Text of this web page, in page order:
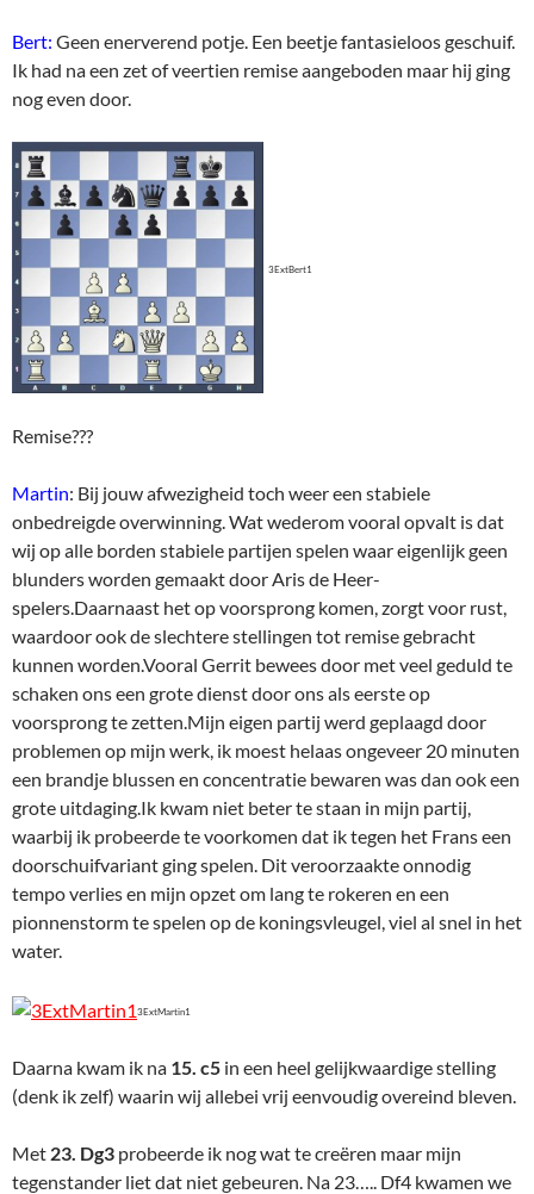
Bert: Geen enerverend potje. Een beetje fantasieloos geschuif.
Ik had na een zet of veertien remise aangeboden maar hij ging
nog even door.
3ExtBert1
Remise???
Martin: Bij jouw afwezigheid toch weer een stabiele
onbedreigde overwinning. Wat wederom vooral opvalt is dat
wij op alle borden stabiele partijen spelen waar eigenlijk geen
blunders worden gemaakt door Aris de Heer-
spelers.Daarnaast het op voorsprong komen, zorgt voor rust,
waardoor ook de slechtere stellingen tot remise gebracht
kunnen worden.Vooral Gerrit bewees door met veel geduld te
schaken ons een grote dienst door ons als eerste op
voorsprong te zetten.Mijn eigen partij werd geplaagd door
problemen op mijn werk, ik moest helaas ongeveer 20 minuten
een brandje blussen en concentratie bewaren was dan ook een
grote uitdaging.Ik kwam niet beter te staan in mijn partij,
waarbij ik probeerde te voorkomen dat ik tegen het Frans een
doorschuifvariant ging spelen. Dit veroorzaakte onnodig
tempo verlies en mijn opzet om lang te rokeren en een
pionnenstorm te spelen op de koningsvleugel, viel al snel in het
water.
3ExtMartin1
Daarna kwam ik na 15. c5 in een heel gelijkwaardige stelling
(denk ik zelf) waarin wij allebei vrij eenvoudig overeind bleven.
Met 23. Dg3 probeerde ik nog wat te creëren maar mijn
tegenstander liet dat niet gebeuren. Na 23….. Df4 kwamen we